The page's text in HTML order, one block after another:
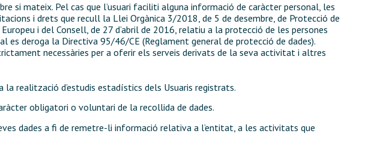
si mateix. Pel cas que l’usuari faciliti alguna informació de caràcter personal, les
i drets que recull la Llei Orgànica 3/2018, de 5 de desembre, de Protecció de
i del Consell, de 27 d’abril de 2016, relatiu a la protecció de les persones
es deroga la Directiva 95/46/CE (Reglament general de protecció de dades).
necessàries per a oferir els serveis derivats de la seva activitat i altres
realització d’estudis estadístics dels Usuaris registrats.
obligatori o voluntari de la recollida de dades.
dades a fi de remetre-li informació relativa a l’entitat, a les activitats que